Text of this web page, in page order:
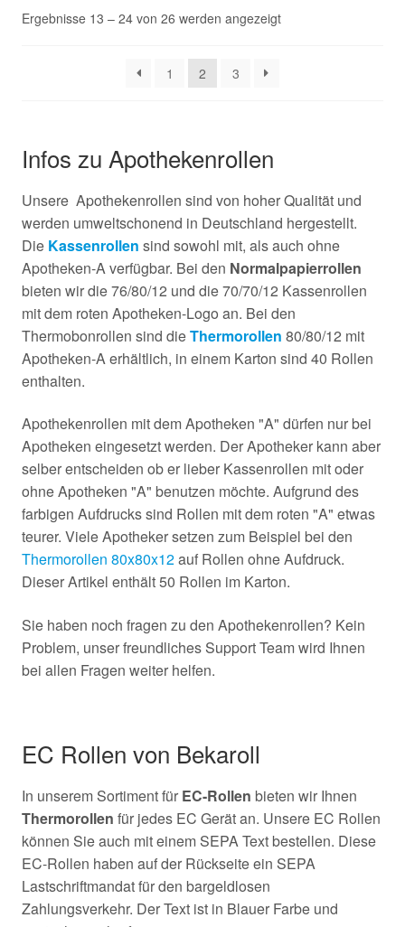
Ergebnisse 13 – 24 von 26 werden angezeigt
1 2 3
Infos zu Apothekenrollen
Unsere Apothekenrollen sind von hoher Qualität und
werden umweltschonend in Deutschland hergestellt.
Die Kassenrollen sind sowohl mit, als auch ohne
Apotheken-A verfügbar. Bei den Normalpapierrollen
bieten wir die 76/80/12 und die 70/70/12 Kassenrollen
mit dem roten Apotheken-Logo an. Bei den
Thermobonrollen sind dieThermorollen 80/80/12 mit
Apotheken-A erhältlich, in einem Karton sind 40 Rollen
enthalten.
Apothekenrollen mit dem Apotheken "A" dürfen nur bei
Apotheken eingesetzt werden. Der Apotheker kann aber
selber entscheiden ob er lieber Kassenrollen mit oder
ohne Apotheken "A" benutzen möchte. Aufgrund des
farbigen Aufdrucks sind Rollen mit dem roten "A" etwas
teurer. Viele Apotheker setzen zum Beispiel bei den
Thermorollen 80x80x12auf Rollen ohne Aufdruck.
Dieser Artikel enthält 50 Rollen im Karton.
Sie haben noch fragen zu den Apothekenrollen? Kein
Problem, unser freundliches Support Team wird Ihnen
bei allen Fragen weiter helfen.
EC Rollen von Bekaroll
In unserem Sortiment für EC-Rollen bieten wir Ihnen
Thermorollen für jedes EC Gerät an. Unsere EC Rollen
können Sie auch mit einem SEPA Text bestellen. Diese
EC-Rollen haben auf der Rückseite ein SEPA
Lastschriftmandat für den bargeldlosen
Zahlungsverkehr. Der Text ist in Blauer Farbe und